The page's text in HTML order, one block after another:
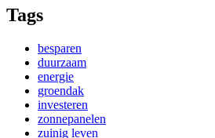
Tags
besparen
duurzaam
energie
groendak
investeren
zonnepanelen
zuinig leven